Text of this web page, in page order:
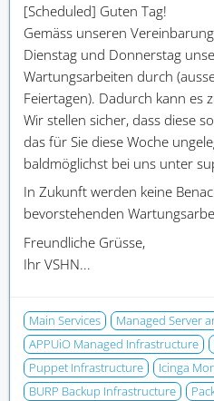
[Scheduled] Guten Tag!
Gemäss unseren
Dienstag und Donnerstag
Wartungsarbeiten durch
Feiertagen). Dadurch kann es
Wir stellen sicher, dass diese
das für Sie diese Woche
baldmöglichst bei uns unter
In Zukunft werden keine
bevorstehenden
Freundliche Grüsse,
Ihr VSHN...
Main Services
Managed Server
APPUiO Managed Infrastructure
Puppet Infrastructure
Icinga
BURP Backup Infrastructure